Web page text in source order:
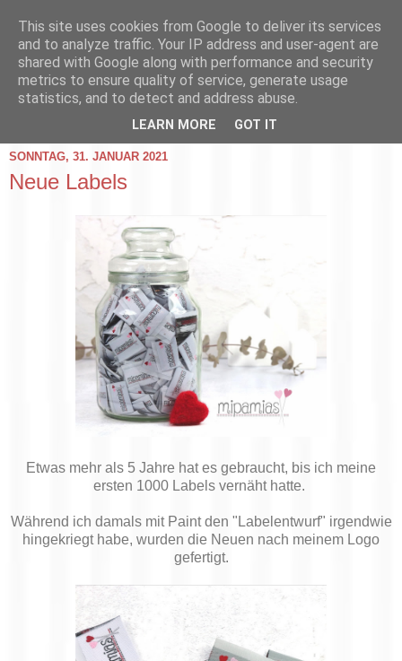
SONNTAG, 31. JANUAR 2021
Neue Labels
Etwas mehr als 5 Jahre hat es gebraucht, bis ich meine
ersten 1000 Labels vernäht hatte.
Während ich damals mit Paint den "Labelentwurf" irgendwie
hingekriegt habe, wurden die Neuen nach meinem Logo
gefertigt.
This site uses cookies from Google to deliver its services
and to analyze traffic. Your IP address and user-agent are
shared with Google along with performance and security
metrics to ensure quality of service, generate usage
statistics, and to detect and address abuse.
LEARN MORE GOT IT